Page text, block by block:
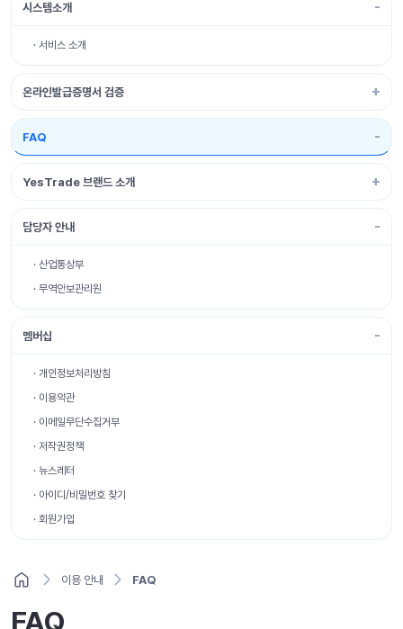
시스템소개
· 서비스 소개
온라인발급증명서 검증
FAQ
YesTrade 브랜드 소개
담당자 안내
· 산업통상부
· 무역안보관리원
멤버십
· 개인정보처리방침
· 이용약관
· 이메일무단수집거부
· 저작권정책
· 뉴스레터
· 아이디/비밀번호 찾기
· 회원가입
이용 안내 FAQ
FAQ